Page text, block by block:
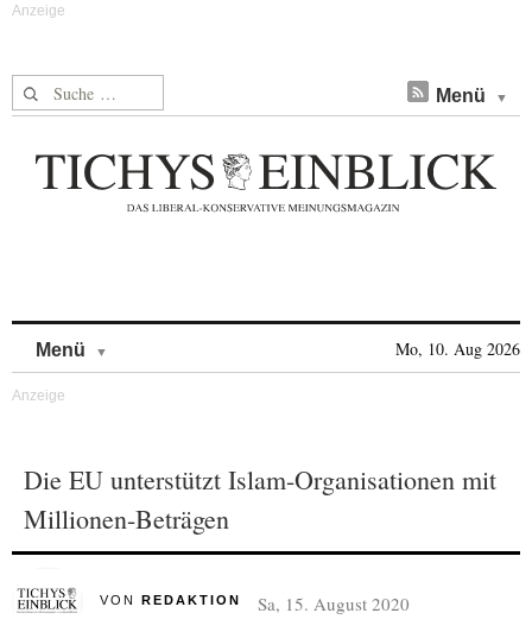
Suche nach: Menü
Menü Mo, 10. Aug 2026
Die EU unterstützt Islam-Organisationen mit
Millionen-Beträgen
VON REDAKTION Sa, 15. August 2020